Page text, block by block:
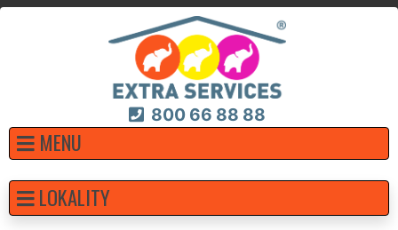
800 66 88 88
MENU
LOKALITY